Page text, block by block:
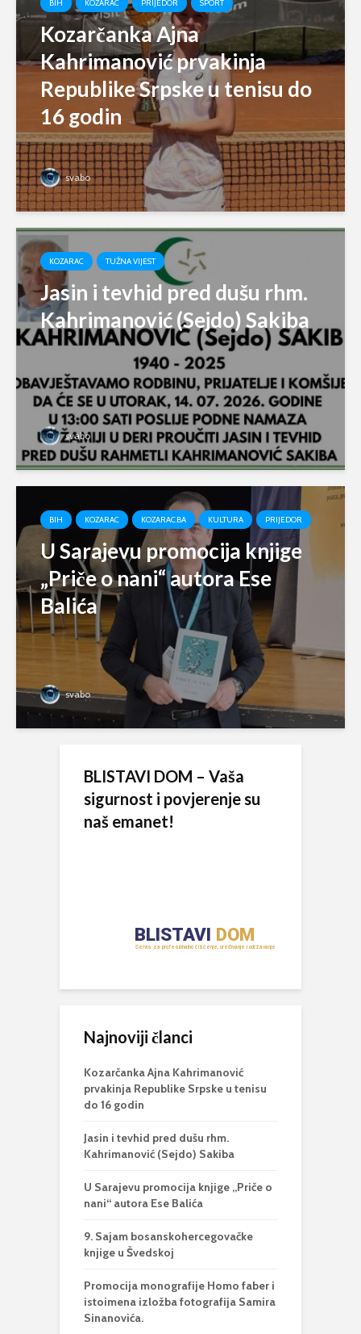
BIH KOZARAC PRIJEDOR SPORT
Kozarčanka Ajna
Kahrimanović prvakinja
Republike Srpske u tenisu do
16 godin
svabo
KOZARAC TUŽNA VIJEST
Jasin i tevhid pred dušu rhm.
Kahrimanović (Sejdo) Sakiba
svabo
BIH KOZARAC KOZARAC.BA KULTURA PRIJEDOR
U Sarajevu promocija knjige
„Priče o nani“ autora Ese
Balića
svabo
BLISTAVI DOM – Vaša
sigurnost i povjerenje su
naš emanet!
Najnoviji članci
Kozarčanka Ajna Kahrimanović
prvakinja Republike Srpske u tenisu
do 16 godin
Jasin i tevhid pred dušu rhm.
Kahrimanović (Sejdo) Sakiba
U Sarajevu promocija knjige „Priče o
nani“ autora Ese Balića
9. Sajam bosanskohercegovačke
knjige u Švedskoj
Promocija monografije Homo faber i
istoimena izložba fotografija Samira
Sinanovića.